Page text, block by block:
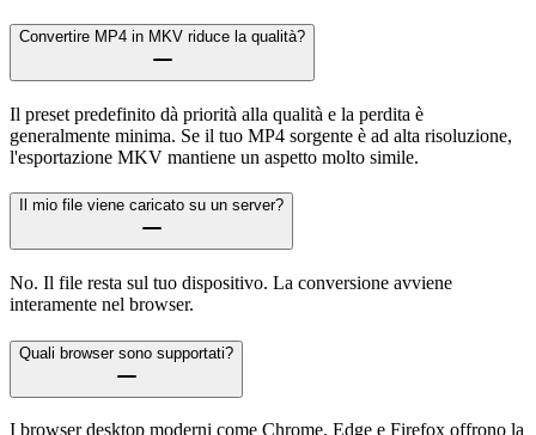
Convertire MP4 in MKV riduce la qualità?
Il preset predefinito dà priorità alla qualità e la perdita è
generalmente minima. Se il tuo MP4 sorgente è ad alta risoluzione,
l'esportazione MKV mantiene un aspetto molto simile.
Il mio file viene caricato su un server?
No. Il file resta sul tuo dispositivo. La conversione avviene
interamente nel browser.
Quali browser sono supportati?
I browser desktop moderni come Chrome, Edge e Firefox offrono la